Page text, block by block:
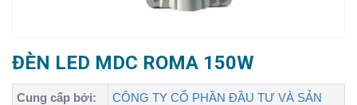
ĐÈN LED MDC ROMA 150W
Cung cấp bởi:
CÔNG TY CỔ PHẦN ĐẦU TƯ VÀ SẢN